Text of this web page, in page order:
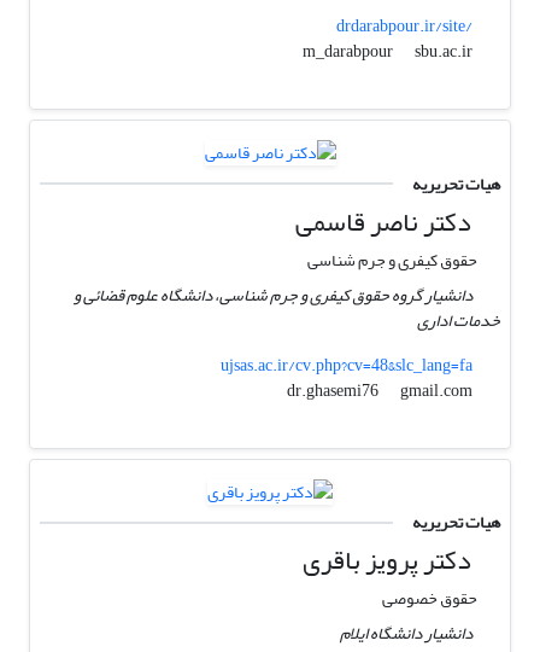
drdarabpour.ir/site/
m_darabpour
sbu.ac.ir
هیات تحریریه
دکتر ناصر قاسمی
حقوق کیفری و جرم شناسی
دانشیار گروه حقوق کیفری و جرم شناسی، دانشگاه علوم قضائی و
خدمات اداری
ujsas.ac.ir/cv.php?cv=48&slc_lang=fa
dr.ghasemi76
gmail.com
هیات تحریریه
دکتر پرویز باقری
حقوق خصوصی
دانشیار دانشگاه ایلام